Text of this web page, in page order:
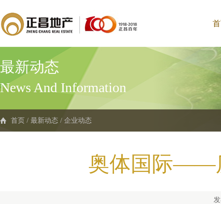
最新动态
News And Information
首页 / 最新动态 / 企业动态
奥体国际——